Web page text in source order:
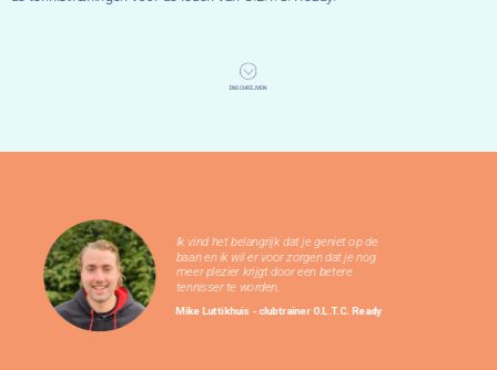
INSCHRIJVEN
Ik vind het belangrijk dat je geniet op de
baan en ik wil er voor zorgen dat je nog
meer plezier krijgt door een betere
tennisser te worden.
Mike Luttikhuis - clubtrainer O.L.T.C. Ready